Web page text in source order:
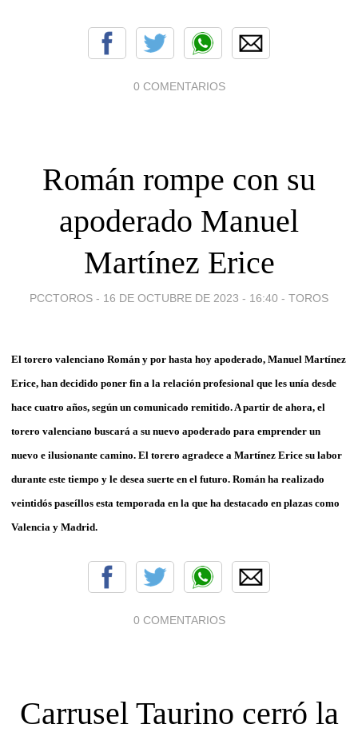
0 COMENTARIOS
Román rompe con su
apoderado Manuel
Martínez Erice
PCCTOROS - 16 DE OCTUBRE DE 2023 - 16:40 - TOROS
El torero valenciano Román y por hasta hoy apoderado, Manuel Martínez
Erice, han decidido poner fin a la relación profesional que les unía desde
hace cuatro años, según un comunicado remitido. A partir de ahora, el
torero valenciano buscará a su nuevo apoderado para emprender un
nuevo e ilusionante camino. El torero agradece a Martínez Erice su labor
durante este tiempo y le desea suerte en el futuro. Román ha realizado
veintidós paseíllos esta temporada en la que ha destacado en plazas como
Valencia y Madrid.
0 COMENTARIOS
Carrusel Taurino cerró la